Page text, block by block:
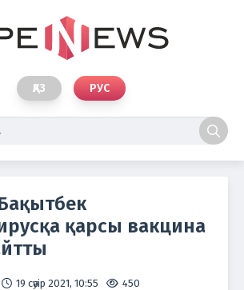
ҚАЗ РУС
қарсы вакцина
19 сәуір 2021, 10:55 450